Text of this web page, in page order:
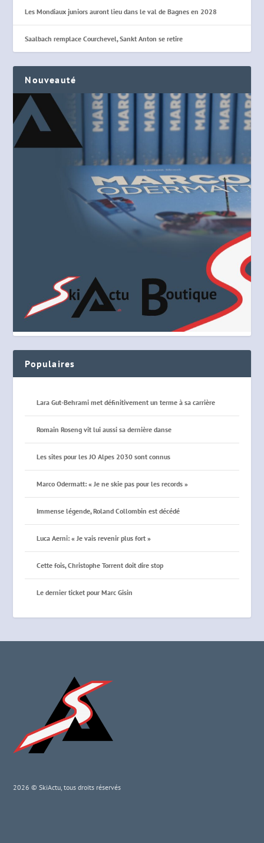
Les Mondiaux juniors auront lieu dans le val de Bagnes en 2028
Saalbach remplace Courchevel, Sankt Anton se retire
Nouveauté
Populaires
Lara Gut-Behrami met définitivement un terme à sa carrière
Romain Roseng vit lui aussi sa dernière danse
Les sites pour les JO Alpes 2030 sont connus
Marco Odermatt: « Je ne skie pas pour les records »
Immense légende, Roland Collombin est décédé
Luca Aerni: « Je vais revenir plus fort »
Cette fois, Christophe Torrent doit dire stop
Le dernier ticket pour Marc Gisin
2026 © SkiActu, tous droits réservés